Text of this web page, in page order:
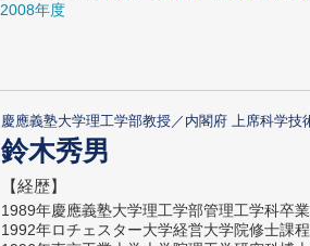
2008年度
慶應義塾大学理工学部教授／内閣府 上席科学技
鈴木秀男
【経歴】
1989年慶應義塾大学理工学部管理工学科卒業
1992年ロチェスター大学経営大学院修士課程